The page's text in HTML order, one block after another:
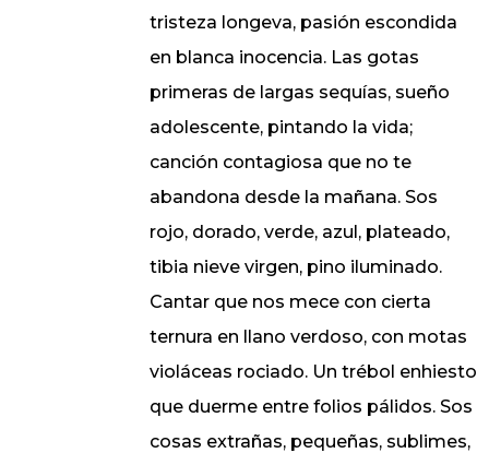
tristeza longeva, pasión escondida
en blanca inocencia. Las gotas
primeras de largas sequías, sueño
adolescente, pintando la vida;
canción contagiosa que no te
abandona desde la mañana. Sos
rojo, dorado, verde, azul, plateado,
tibia nieve virgen, pino iluminado.
Cantar que nos mece con cierta
ternura en llano verdoso, con motas
violáceas rociado. Un trébol enhiesto
que duerme entre folios pálidos. Sos
cosas extrañas, pequeñas, sublimes,